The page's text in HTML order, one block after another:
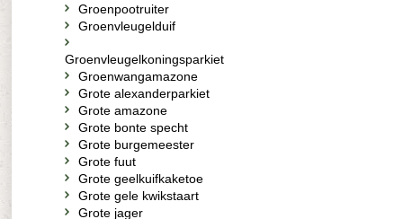
Groenpootruiter
Groenvleugelduif
Groenvleugelkoningsparkiet
Groenwangamazone
Grote alexanderparkiet
Grote amazone
Grote bonte specht
Grote burgemeester
Grote fuut
Grote geelkuifkaketoe
Grote gele kwikstaart
Grote jager